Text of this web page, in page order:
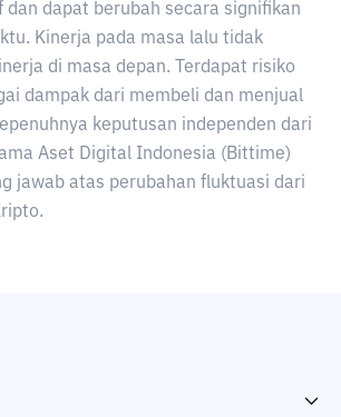
dapat berubah secara signifikan
Kinerja pada masa lalu tidak
di masa depan. Terdapat risiko
dampak dari membeli dan menjual
keputusan independen dari
Aset Digital Indonesia (Bittime)
jawab atas perubahan fluktuasi dari